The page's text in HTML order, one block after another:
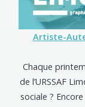
Artiste-
Chaque
de l’URSSAF
sociale ?